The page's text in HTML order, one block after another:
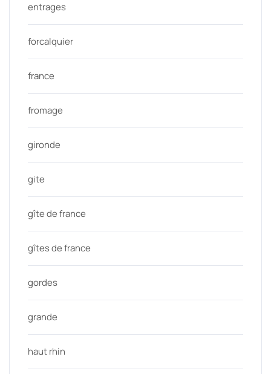
entrages
forcalquier
france
fromage
gironde
gite
gîte de france
gîtes de france
gordes
grande
haut rhin